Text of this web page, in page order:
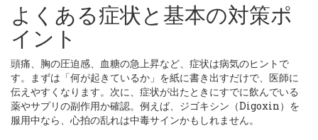
よくある症状と基本の対策ポ
イント
頭痛、胸の圧迫感、血糖の急上昇など、症状は病気のヒントで
す。まずは「何が起きているか」を紙に書き出すだけで、医師に
伝えやすくなります。次に、症状が出たときにすでに飲んでいる
薬やサプリの副作用か確認。例えば、ジゴキシン（Digoxin）を
服用中なら、心拍の乱れは中毒サインかもしれません。